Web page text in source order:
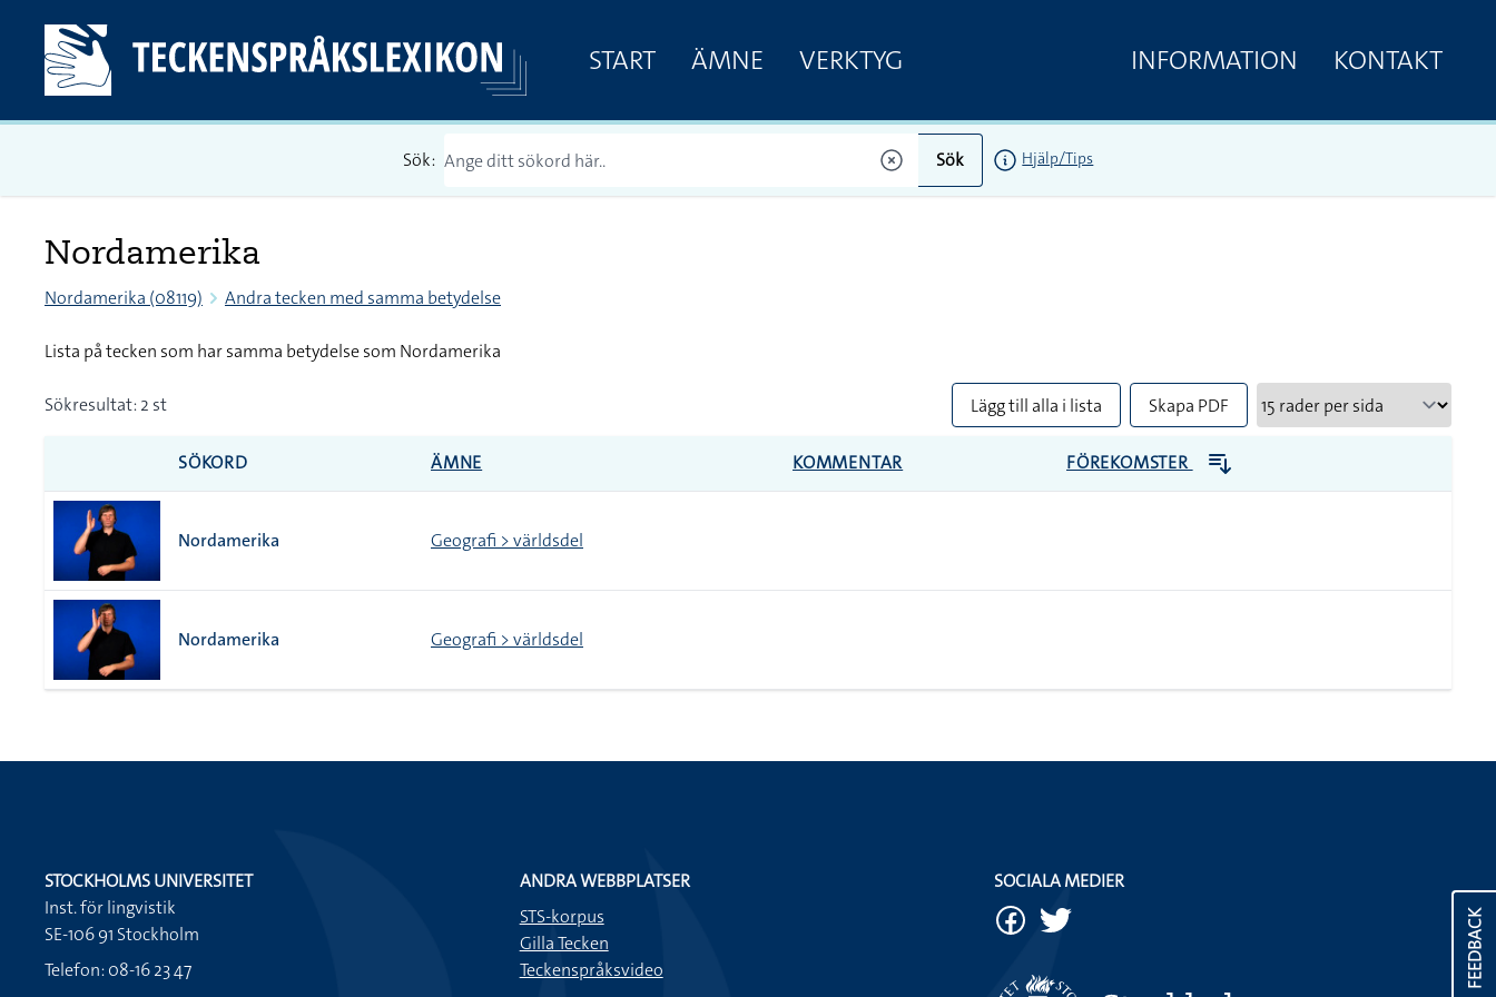
START ÄMNE VERKTYG INFORMATION KONTAKT
Sök: Sök Hjälp/Tips
Nordamerika
Nordamerika (08119) Andra tecken med samma betydelse
Lista på tecken som har samma betydelse som Nordamerika
Sökresultat: 2 st Lägg till alla i lista Skapa PDF
SÖKORD ÄMNE KOMMENTAR FÖREKOMSTER
Nordamerika Geografi > världsdel
Nordamerika Geografi > världsdel
FEEDBACK
STOCKHOLMS UNIVERSITET
Inst. för lingvistik
SE-106 91 Stockholm
Telefon: 08-16 23 47
ANDRA WEBBPLATSER
STS-korpus
Gilla Tecken
Teckenspråksvideo
SOCIALA MEDIER